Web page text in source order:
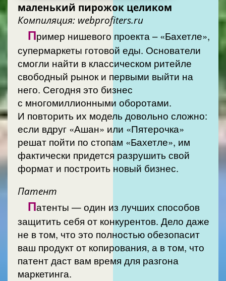
маленький пирожок целиком
Компиляция: webprofiters.ru
Пример нишевого проекта – «Бахетле»,
супермаркеты готовой еды. Основатели
смогли найти в классическом ритейле
свободный рынок и первыми выйти на
него. Сегодня это бизнес
с многомиллионными оборотами.
И повторить их модель довольно сложно:
если вдруг «Ашан» или «Пятерочка»
решат пойти по стопам «Бахетле», им
фактически придется разрушить свой
формат и построить новый бизнес.
Патент
Патенты — один из лучших способов
защитить себя от конкурентов. Дело даже
не в том, что это полностью обезопасит
ваш продукт от копирования, а в том, что
патент даст вам время для разгона
маркетинга.